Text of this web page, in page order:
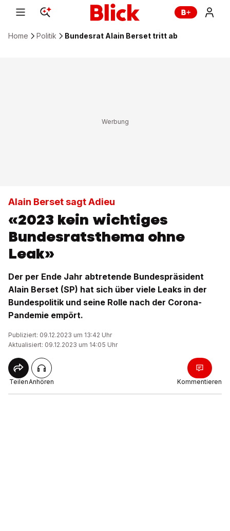
Home Politik Bundesrat Alain Berset tritt ab
Alain Berset sagt Adieu
«2023 kein wichtiges
Bundesratsthema ohne
Leak»
Der per Ende Jahr abtretende Bundespräsident
Alain Berset (SP) hat sich über viele Leaks in der
Bundespolitik und seine Rolle nach der Corona-
Pandemie empört.
Publiziert: 09.12.2023 um 13:42 Uhr
Aktualisiert: 09.12.2023 um 14:05 Uhr
TeilenAnhören Kommentieren